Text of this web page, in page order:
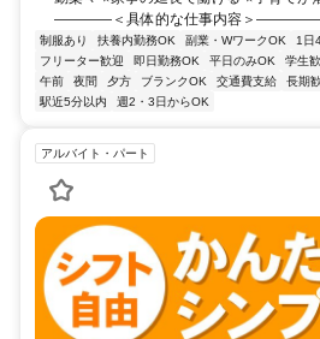
――――＜具体的な仕事内容＞―――――
制服あり 扶養内勤務OK 副業・WワークOK 1日
フリーター歓迎
即日勤務OK 平日のみOK 学生
午前
夜間 夕方 ブランクOK 交通費支給 長期
駅近5分以内
週2・3日からOK
アルバイト・パート